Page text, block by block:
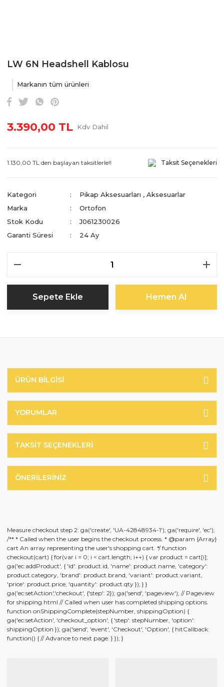
LW 6N Headshell Kablosu
Markanın tüm ürünleri
3.390,00 TL Kdv Dahil
1.130,00 TL den başlayan taksitlerle!! Taksit Seçenekleri
Kategori Pikap Aksesuarları , Aksesuarlar
Marka
Ortofon
Stok Kodu
J061230026
Garanti Süresi
24 Ay
Sepete Ekle Hemen Al
ÜRÜN BILGISI
YORUMLAR
TAKSIT SEÇENEKLERI
ÖNERILERINIZ
Measure checkout step 2: ga('create', 'UA-42848934-1'); ga('require', 'ec');
/** * Called when the user begins the checkout process. * @param {Array}
cart An array representing the user's shopping cart. */ function
checkout(cart) { for(var i = 0; i < cart.length; i++) { var product = cart[i];
ga('ec:addProduct', { 'id': product.id, 'name': product.name, 'category':
product.category, 'brand': product.brand, 'variant': product.variant,
'price': product.price, 'quantity': product.qty }); } }
ga('ec:setAction','checkout', {'step': 2}); ga('send', 'pageview'); // Pageview
for shipping.html // Called when user has completed shipping options.
function onShippingComplete(stepNumber, shippingOption) {
ga('ec:setAction', 'checkout_option', { 'step': stepNumber, 'option':
shippingOption }); ga('send', 'event', 'Checkout', 'Option', { hitCallback:
function() { // Advance to next page. } }); }